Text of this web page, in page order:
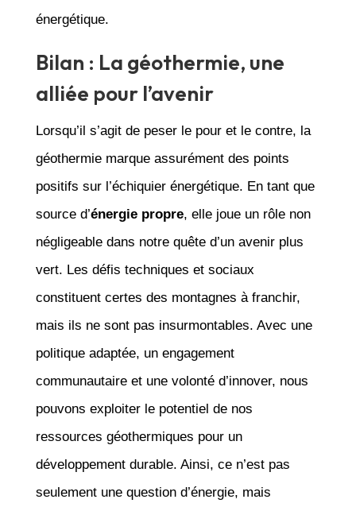
énergétique.
Bilan : La géothermie, une
alliée pour l’avenir
Lorsqu’il s’agit de peser le pour et le contre, la
géothermie marque assurément des points
positifs sur l’échiquier énergétique. En tant que
source d’énergie propre, elle joue un rôle non
négligeable dans notre quête d’un avenir plus
vert. Les défis techniques et sociaux
constituent certes des montagnes à franchir,
mais ils ne sont pas insurmontables. Avec une
politique adaptée, un engagement
communautaire et une volonté d’innover, nous
pouvons exploiter le potentiel de nos
ressources géothermiques pour un
développement durable. Ainsi, ce n’est pas
seulement une question d’énergie, mais